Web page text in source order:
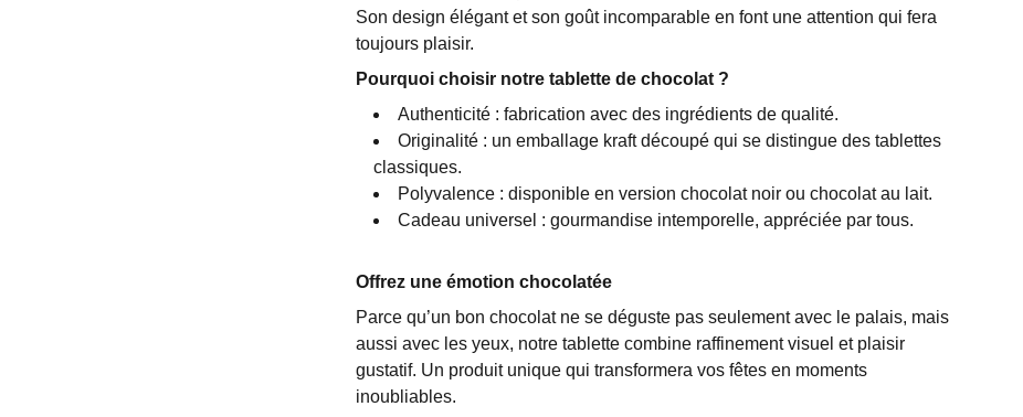
Son design élégant et son goût incomparable en font une attention qui fera
toujours plaisir.
Pourquoi choisir notre tablette de chocolat ?
Authenticité : fabrication avec des ingrédients de qualité.
Originalité : un emballage kraft découpé qui se distingue des tablettes
classiques.
Polyvalence : disponible en version chocolat noir ou chocolat au lait.
Cadeau universel : gourmandise intemporelle, appréciée par tous.
Offrez une émotion chocolatée
Parce qu’un bon chocolat ne se déguste pas seulement avec le palais, mais
aussi avec les yeux, notre tablette combine raffinement visuel et plaisir
gustatif. Un produit unique qui transformera vos fêtes en moments
inoubliables.